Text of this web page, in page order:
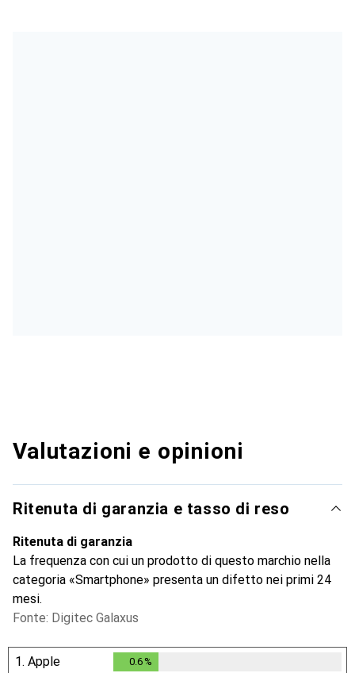
Valutazioni e opinioni
Ritenuta di garanzia e tasso di reso
Ritenuta di garanzia
La frequenza con cui un prodotto di questo marchio nella
categoria «Smartphone» presenta un difetto nei primi 24
mesi.
Fonte: Digitec Galaxus
1. Apple 0.6%